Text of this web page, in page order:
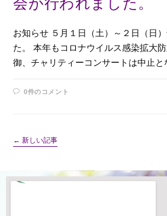
会が行われました。
お知らせ ５月１日（土）～２日（日
た。 本年もコロナウイルス感染拡大
御、チャリティーコンサートは中止と
0件のコメント
← 新しい記事